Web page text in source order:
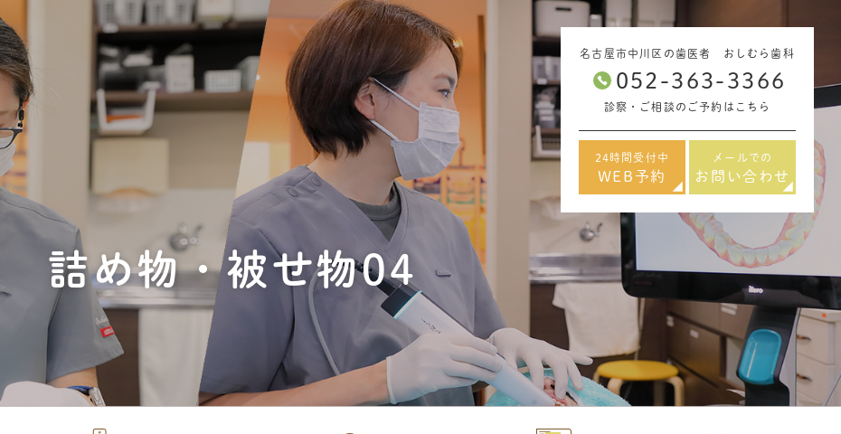
名古屋市中川区の歯医者 おしむら歯科
052-363-3366
診察・ご相談のご予約はこちら
24時間受付中
WEB予約
メールでの
お問い合わせ
詰め物・被せ物04